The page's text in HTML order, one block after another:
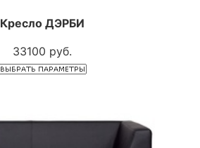
Кресло ДЭРБИ
33100 руб.